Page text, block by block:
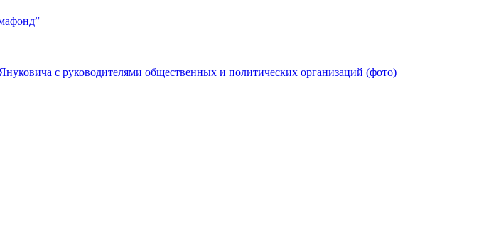
с руководителями общественных и политических организаций (фото)